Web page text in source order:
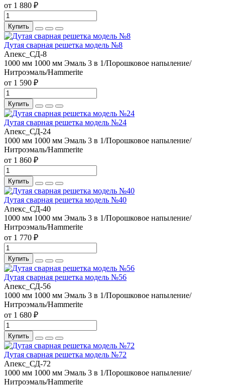
от 1 880 ₽
Купить
Дутая сварная решетка модель №8
Апекс_СД-8
1000 мм 1000 мм Эмаль 3 в 1/Порошковое напыление/
Нитроэмаль/Hammerite
от 1 590 ₽
Купить
Дутая сварная решетка модель №24
Апекс_СД-24
1000 мм 1000 мм Эмаль 3 в 1/Порошковое напыление/
Нитроэмаль/Hammerite
от 1 860 ₽
Купить
Дутая сварная решетка модель №40
Апекс_СД-40
1000 мм 1000 мм Эмаль 3 в 1/Порошковое напыление/
Нитроэмаль/Hammerite
от 1 770 ₽
Купить
Дутая сварная решетка модель №56
Апекс_СД-56
1000 мм 1000 мм Эмаль 3 в 1/Порошковое напыление/
Нитроэмаль/Hammerite
от 1 680 ₽
Купить
Дутая сварная решетка модель №72
Апекс_СД-72
1000 мм 1000 мм Эмаль 3 в 1/Порошковое напыление/
Нитроэмаль/Hammerite